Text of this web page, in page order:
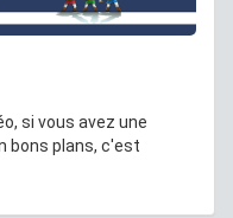
si vous avez une
bons plans, c'est